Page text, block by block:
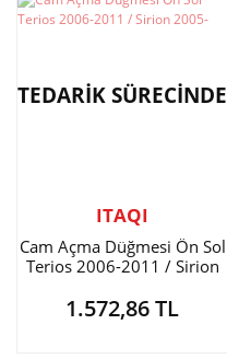
TEDARİK SÜRECİNDE
ITAQI
Cam Açma Düğmesi Ön Sol
Terios 2006-2011 / Sirion
1.572,86 TL